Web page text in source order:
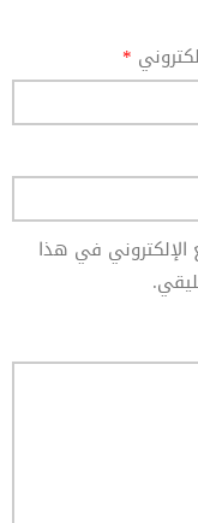
*
الإلكتروني في هذا